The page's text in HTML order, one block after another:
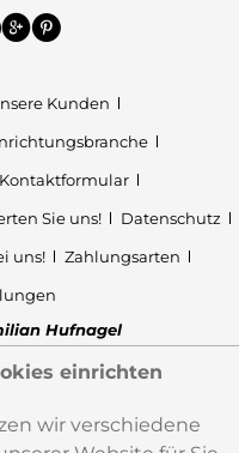
Kunden
Kontaktformular
Sie uns!
Datenschutz
uns!
Zahlungsarten
Hufnagel
einrichten
wir verschiedene